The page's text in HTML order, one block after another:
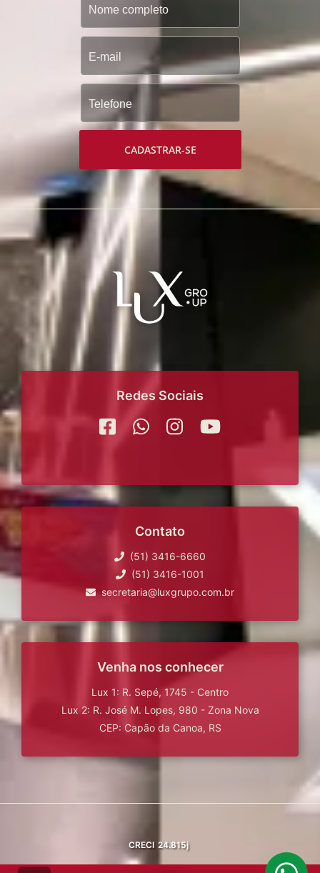
CADASTRAR-SE
Redes Sociais
Contato
(51) 3416-6660
(51) 3416-1001
secretaria@luxgrupo.com.br
Venha nos conhecer
Lux 1: R. Sepé, 1745 - Centro
Lux 2: R. José M. Lopes, 980 - Zona Nova
CEP: Capão da Canoa, RS
CRECI 24.815j